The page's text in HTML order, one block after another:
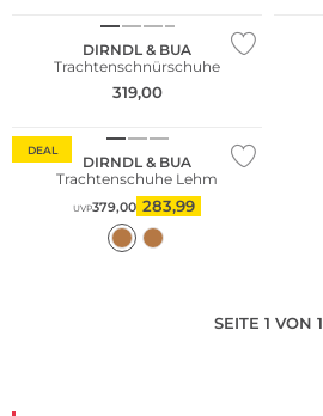
DIRNDL & BUA
Trachtenschnürschuhe
319,00
DEAL
DIRNDL & BUA
Trachtenschuhe Lehm
UVP379,00 283,99
SEITE 1 VON 1